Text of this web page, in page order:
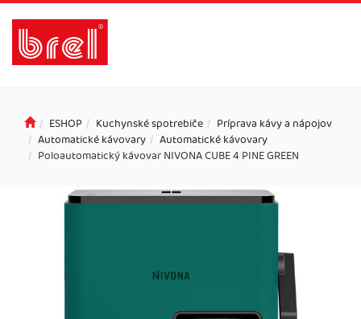
ESHOP Kuchynské spotrebiče
Príprava kávy a nápojov
Automatické kávovary
Automatické kávovary
Poloautomatický kávovar NIVONA CUBE 4 PINE GREEN